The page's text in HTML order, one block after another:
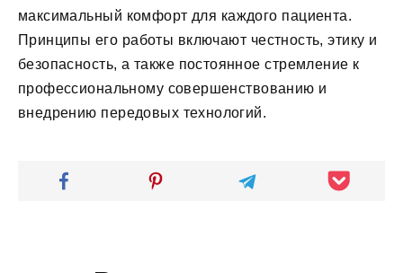
максимальный комфорт для каждого пациента.
Принципы его работы включают честность, этику и
безопасность, а также постоянное стремление к
профессиональному совершенствованию и
внедрению передовых технологий.